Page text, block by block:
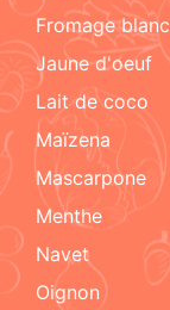
fromage blanc
jaune d'oeuf
lait de coco
maïzena
mascarpone
menthe
navet
oignon